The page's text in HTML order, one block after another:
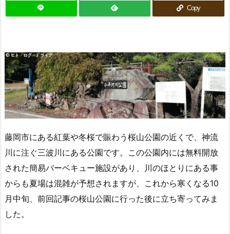
Copy
藤岡市にある紅葉や冬桜で賑わう桜山公園の近くで、神流
川に注ぐ三波川にある公園です。この公園内には無料開放
された簡易バーベキュー施設があり、川のほとりにある事
からも夏場は混雑が予想されますが、これから寒くなる10
月中旬、前回記事の桜山公園に行った後に立ち寄ってみま
した。